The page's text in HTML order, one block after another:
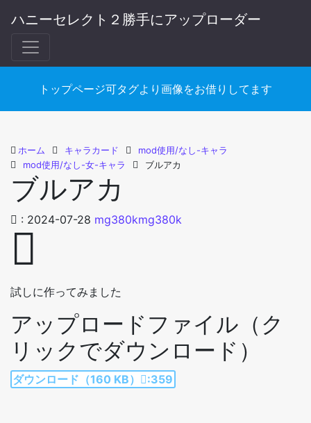
ハニーセレクト２勝手にアップローダー
トップページ可タグより画像をお借りしてます
ホーム キャラカード
mod使用/なし-キャラ
mod使用/なし-女-キャラ
ブルアカ
ブルアカ
: 2024-07-28 mg380kmg380k
試しに作ってみました
アップロードファイル（ク
リックでダウンロード）
ダウンロード（160 KB） :359